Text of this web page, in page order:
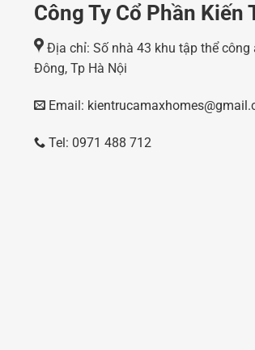
Công Ty Cổ Phần Kiến
Địa chỉ: Số nhà 43 khu tập thể công
Đông, Tp Hà Nội
Email:
Tel: 0971 488 712